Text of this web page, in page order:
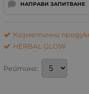
НАПРАВИ ЗАПИТВАНЕ
Козметични
HERBAL GLOW
Рейтинг: